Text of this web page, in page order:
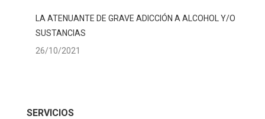
LA ATENUANTE DE GRAVE ADICCIÓN A ALCOHOL Y/O
SUSTANCIAS
26/10/2021
SERVICIOS